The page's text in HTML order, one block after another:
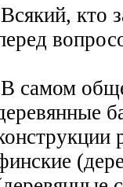
Всякий, кто
В самом